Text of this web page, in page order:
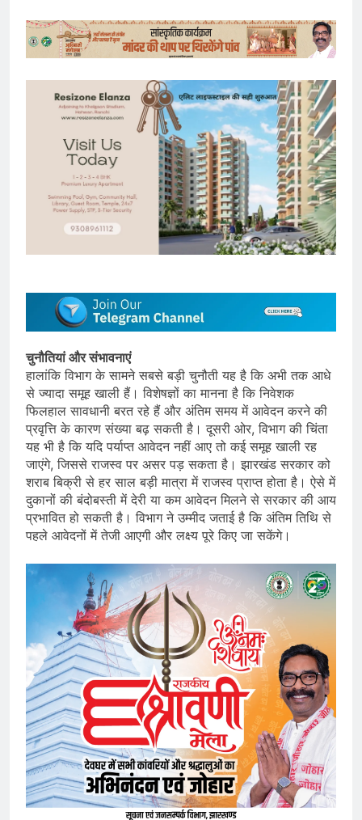
चुनौतियां और संभावनाएं
हालांकि विभाग के सामने सबसे बड़ी चुनौती यह है कि अभी तक आधे
से ज्यादा समूह खाली हैं। विशेषज्ञों का मानना है कि निवेशक
फिलहाल सावधानी बरत रहे हैं और अंतिम समय में आवेदन करने की
प्रवृत्ति के कारण संख्या बढ़ सकती है। दूसरी ओर, विभाग की चिंता
यह भी है कि यदि पर्याप्त आवेदन नहीं आए तो कई समूह खाली रह
जाएंगे, जिससे राजस्व पर असर पड़ सकता है। झारखंड सरकार को
शराब बिक्री से हर साल बड़ी मात्रा में राजस्व प्राप्त होता है। ऐसे में
दुकानों की बंदोबस्ती में देरी या कम आवेदन मिलने से सरकार की आय
प्रभावित हो सकती है। विभाग ने उम्मीद जताई है कि अंतिम तिथि से
पहले आवेदनों में तेजी आएगी और लक्ष्य पूरे किए जा सकेंगे।